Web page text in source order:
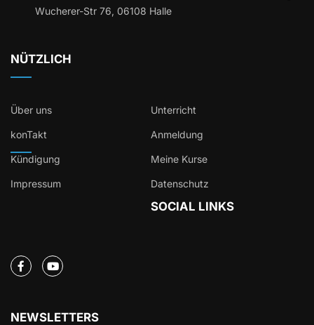
Wucherer-Str 76, 06108 Halle
NÜTZLICH
Über uns Unterricht
konTakt Anmeldung
Kündigung Meine Kurse
Impressum Datenschutz
SOCIAL LINKS
NEWSLETTERS